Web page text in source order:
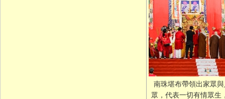
南珠堪布帶領出家眾
眾，代表一切有情眾生